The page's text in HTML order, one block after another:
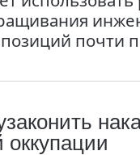
почти
оккупации